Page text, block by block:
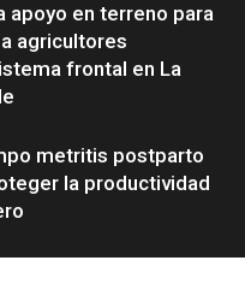
apoyo en terreno para
agricultores
frontal en La
metritis postparto
la productividad